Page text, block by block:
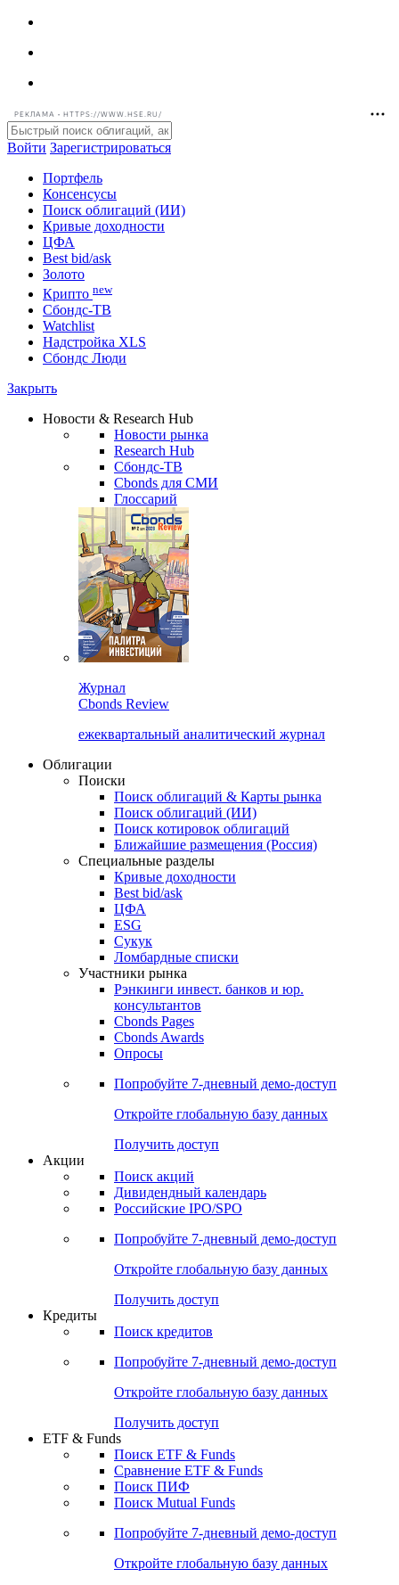
РЕКЛАМА • HTTPS://WWW.HSE.RU/
Войти Зарегистрироваться
Портфель
Консенсусы
Поиск облигаций (ИИ)
Кривые доходности
ЦФА
Best bid/ask
Золото
Крипто new
Watchlist
Сбондс Люди
Новости & Research Hub
Новости рынка
Research Hub
Сбондс-ТВ
Cbonds для СМИ
Глоссарий
Cbonds Review
ежеквартальный аналитический журнал
Облигации
Поиски
Поиск облигаций & Карты рынка
Поиск облигаций (ИИ)
Поиск котировок облигаций
Ближайшие размещения (Россия)
Специальные разделы
Кривые доходности
Best bid/ask
ЦФА
ESG
Сукук
Ломбардные списки
Участники рынка
Рэнкинги инвест. банков и юр.
Cbonds Pages
Опросы
Попробуйте7-дневный
Откройте глобальную базу данных
Получить доступ
Поиск акций
Российские IPO/SPO
Попробуйте7-дневный
Откройте глобальную базу данных
Получить доступ
Поиск кредитов
Попробуйте7-дневный
Откройте глобальную базу данных
Получить доступ
ETF & Funds
Сравнение ETF & Funds
Поиск Mutual Funds